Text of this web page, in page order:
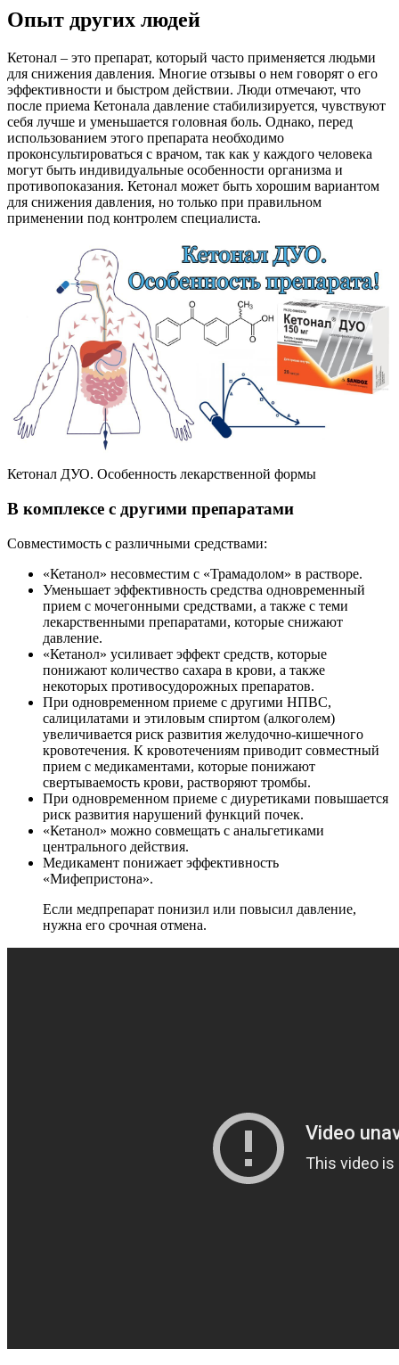
Опыт других людей
Кетонал – это препарат, который часто применяется людьми
для снижения давления. Многие отзывы о нем говорят о его
эффективности и быстром действии. Люди отмечают, что
после приема Кетонала давление стабилизируется, чувствуют
себя лучше и уменьшается головная боль. Однако, перед
использованием этого препарата необходимо
проконсультироваться с врачом, так как у каждого человека
могут быть индивидуальные особенности организма и
противопоказания. Кетонал может быть хорошим вариантом
для снижения давления, но только при правильном
применении под контролем специалиста.
Кетонал ДУО. Особенность лекарственной формы
В комплексе с другими препаратами
Совместимость с различными средствами:
«Кетанол» несовместим с «Трамадолом» в растворе.
Уменьшает эффективность средства одновременный
прием с мочегонными средствами, а также с теми
лекарственными препаратами, которые снижают
давление.
«Кетанол» усиливает эффект средств, которые
понижают количество сахара в крови, а также
некоторых противосудорожных препаратов.
При одновременном приеме с другими НПВС,
салицилатами и этиловым спиртом (алкоголем)
увеличивается риск развития желудочно-кишечного
кровотечения. К кровотечениям приводит совместный
прием с медикаментами, которые понижают
свертываемость крови, растворяют тромбы.
При одновременном приеме с диуретиками повышается
риск развития нарушений функций почек.
«Кетанол» можно совмещать с анальгетиками
центрального действия.
Медикамент понижает эффективность
«Мифепристона».
Если медпрепарат понизил или повысил давление,
нужна его срочная отмена.